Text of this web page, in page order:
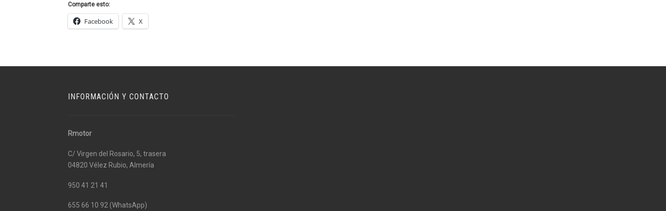
Comparte esto:
Facebook X
INFORMACIÓN Y CONTACTO
Rmotor
C/ Virgen del Rosario, 5, trasera
04820 Vélez Rubio, Almería
950 41 21 41
655 66 10 92 (WhatsApp)